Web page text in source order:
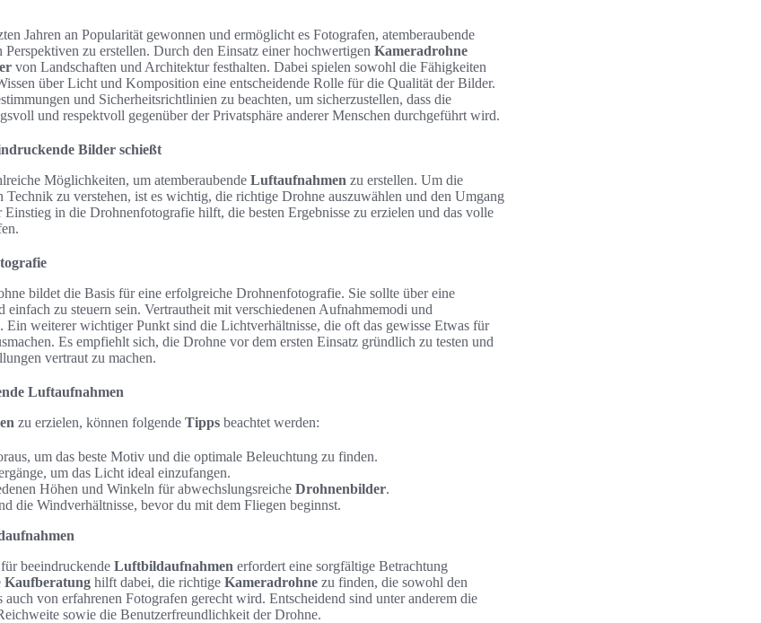
Jahren an Popularität gewonnen und ermöglicht es Fotografen, atemberaubende
Perspektiven zu erstellen. Durch den Einsatz einer hochwertigen Kameradrohne
von Landschaften und Architektur festhalten. Dabei spielen sowohl die Fähigkeiten
über Licht und Komposition eine entscheidende Rolle für die Qualität der Bilder.
und Sicherheitsrichtlinien zu beachten, um sicherzustellen, dass die
und respektvoll gegenüber der Privatsphäre anderer Menschen durchgeführt wird.
Bilder schießt
Möglichkeiten, um atemberaubende Luftaufnahmen zu erstellen. Um die
Technik zu verstehen, ist es wichtig, die richtige Drohne auszuwählen und den Umgang
in die Drohnenfotografie hilft, die besten Ergebnisse zu erzielen und das volle
bildet die Basis für eine erfolgreiche Drohnenfotografie. Sie sollte über eine
zu steuern sein. Vertrautheit mit verschiedenen Aufnahmemodi und
Ein weiterer wichtiger Punkt sind die Lichtverhältnisse, die oft das gewisse Etwas für
Es empfiehlt sich, die Drohne vor dem ersten Einsatz gründlich zu testen und
vertraut zu machen.
Luftaufnahmen
zu erzielen, können folgende Tipps beachtet werden:
um das beste Motiv und die optimale Beleuchtung zu finden.
um das Licht ideal einzufangen.
Höhen und Winkeln für abwechslungsreiche Drohnenbilder.
die Windverhältnisse, bevor du mit dem Fliegen beginnst.
beeindruckende Luftbildaufnahmen erfordert eine sorgfältige Betrachtung
Kaufberatung hilft dabei, die richtige Kameradrohne zu finden, die sowohl den
von erfahrenen Fotografen gerecht wird. Entscheidend sind unter anderem die
sowie die Benutzerfreundlichkeit der Drohne.